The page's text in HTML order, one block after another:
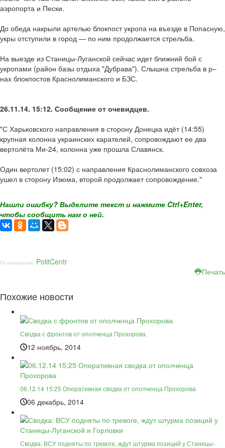
аэропорта и Пески.
До обеда накрыли артелью блокпост укропа на въезде в Попасную,
укры отступили в город — по ним продолжается стрельба.
На выезде из Станицы-Луганской сейчас идет ближний бой с
укропами (район базы отдыха "Дубрава"). Слышна стрельба в р–
нах блокпостов Краснолиманского и БЗС.
26.11.14. 15:12. Сообщение от очевидцев.
"С Харьковского направления в сторону Донецка идёт (14:55)
крупная колонна украинских карателей, сопровождают ее два
вертолёта Ми-24, колонна уже прошла Славянск.
Один вертолет (15:02) с направления Краснолиманского совхоза
ушел в сторону Изюма, второй продолжает сопровождение."
Нашли ошибку? Выделите текст и нажмите Ctrl+Enter,
чтобы сообщить нам о ней.
По материалам: PolitCentr
Печать
Похожие новости
Сводка с фронтов от ополченца Прохорова.
12 ноябрь, 2014
06.12.14 15:25 Оперативная сводка от ополченца Прохорова
06 декабрь, 2014
Сводка: ВСУ подняты по тревоге, ждут штурма позиций у Станицы-